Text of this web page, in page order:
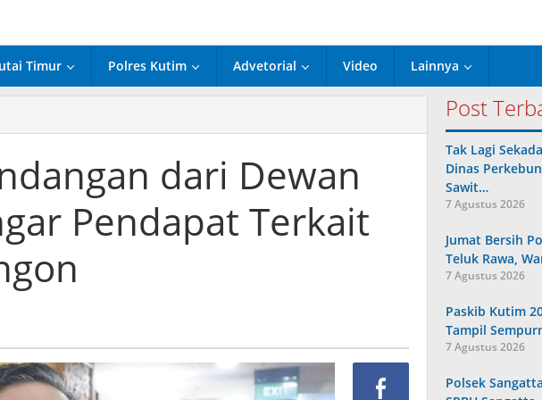
Timur Polres Kutim Advetorial Video Lainnya
dari Dewan
Pendapat Terkait
Post
Tak Lagi
Dinas
Sawit…
7 Agustus 2026
Jumat Bersih
Teluk Rawa,
7 Agustus 2026
Paskib Kutim
Tampil
7 Agustus 2026
Polsek